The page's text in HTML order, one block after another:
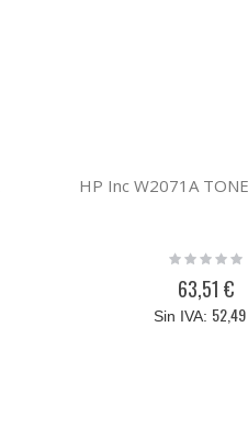
HP Inc W2071A
Rating:
63,51 €